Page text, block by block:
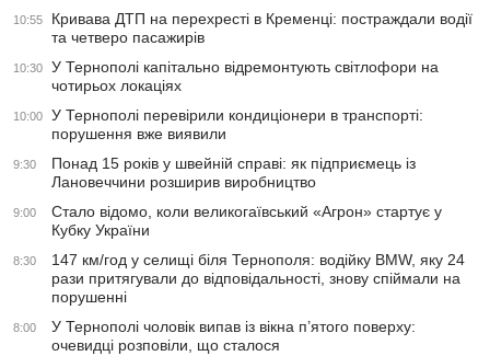
10:55
Кривава ДТП на перехресті в Кременці: постраждали водії
та четверо пасажирів
10:30
У Тернополі капітально відремонтують світлофори на
чотирьох локаціях
10:00
У Тернополі перевірили кондиціонери в транспорті:
порушення вже виявили
9:30
Понад 15 років у швейній справі: як підприємець із
Лановеччини розширив виробництво
9:00
Стало відомо, коли великогаївський «Агрон» стартує у
Кубку України
8:30
147 км/год у селищі біля Тернополя: водійку BMW, яку 24
рази притягували до відповідальності, знову спіймали на
порушенні
8:00
У Тернополі чоловік випав із вікна п’ятого поверху:
очевидці розповіли, що сталося